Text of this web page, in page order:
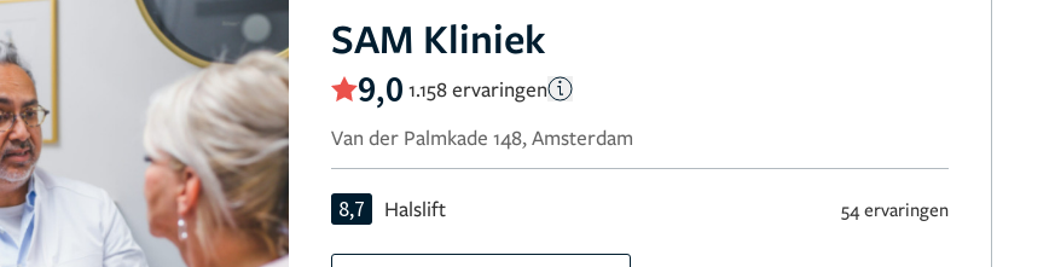
SAM Kliniek
9,0 1.158 ervaringen
Van der Palmkade 148, Amsterdam
8,7 Halslift 54 ervaringen